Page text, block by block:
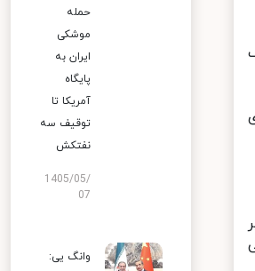
حمله
موشکی
ایران به
پایگاه
آمریکا تا
توقیف سه
نفتکش
1405/05/
07
وانگ یی: